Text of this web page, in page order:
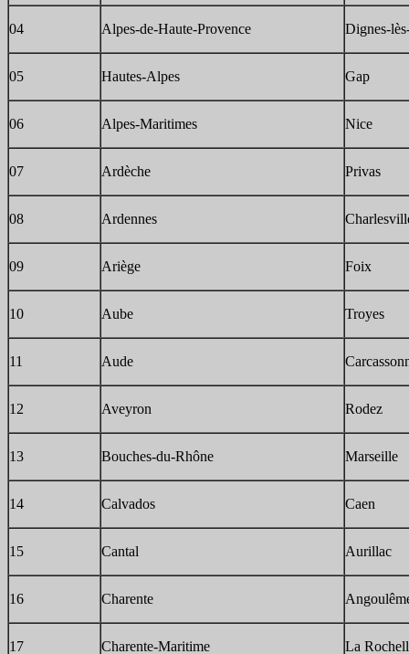
04 Alpes-de-Haute-Provence Dignes-
05 Hautes-Alpes Gap
06 Alpes-Maritimes Nice
07 Ardèche Privas
08 Ardennes
09 Ariège Foix
10 Aube Troyes
11 Aude
12 Aveyron Rodez
13 Bouches-du-Rhône Marseille
14 Calvados Caen
15 Cantal Aurillac
16 Charente
17 Charente-Maritime La